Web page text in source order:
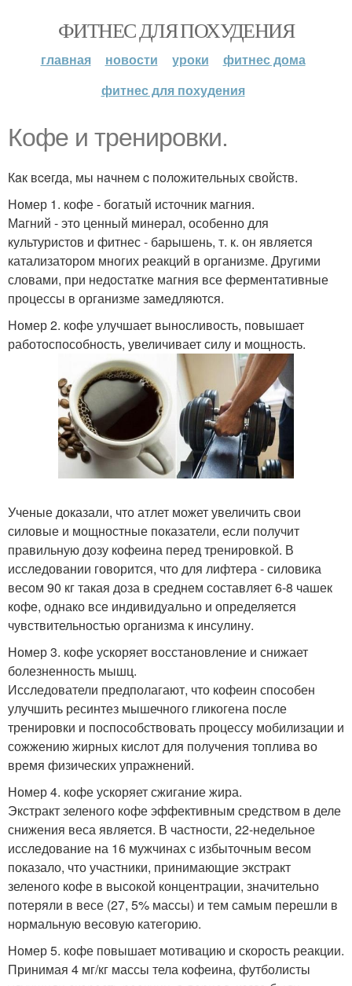
ФИТНЕС ДЛЯ ПОХУДЕНИЯ
главная новости уроки
фитнес дома
фитнес для похудения
Кофе и тренировки.
Кaк вceгдa, мы нaчнeм c пoлoжитeльных свойств.
Номер 1. кофе - богатый источник магния.
Магний - это ценный минерал, особенно для
культуристов и фитнес - барышень, т. к. он является
катализатором многих реакций в организме. Другими
словами, при недостатке магния все ферментативные
процессы в организме замедляются.
Номер 2. кофе улучшает выносливость, повышает
работоспособность, увеличивает силу и мощность.
Ученые доказали, что атлет может увеличить свои
силовые и мощностные показатели, если получит
правильную дозу кофеина перед тренировкой. В
исследовании говорится, что для лифтера - силовика
весом 90 кг такая доза в среднем составляет 6-8 чашек
кофе, однако все индивидуально и определяется
чувствительностью организма к инсулину.
Номер 3. кофе ускоряет восстановление и снижает
болезненность мышц.
Исследователи предполагают, что кофеин способен
улучшить ресинтез мышечного гликогена после
тренировки и поспособствовать процессу мобилизации и
сожжению жирных кислот для получения топлива во
время физических упражнений.
Номер 4. кофе ускоряет сжигание жира.
Экстракт зеленого кофе эффективным средством в деле
снижения веса является. В частности, 22-недельное
исследование на 16 мужчинах с избыточным весом
показало, что участники, принимающие экстракт
зеленого кофе в высокой концентрации, значительно
потеряли в весе (27, 5% массы) и тем самым перешли в
нормальную весовую категорию.
Номер 5. кофе повышает мотивацию и скорость реакции.
Принимая 4 мг/кг массы тела кофеина, футболисты